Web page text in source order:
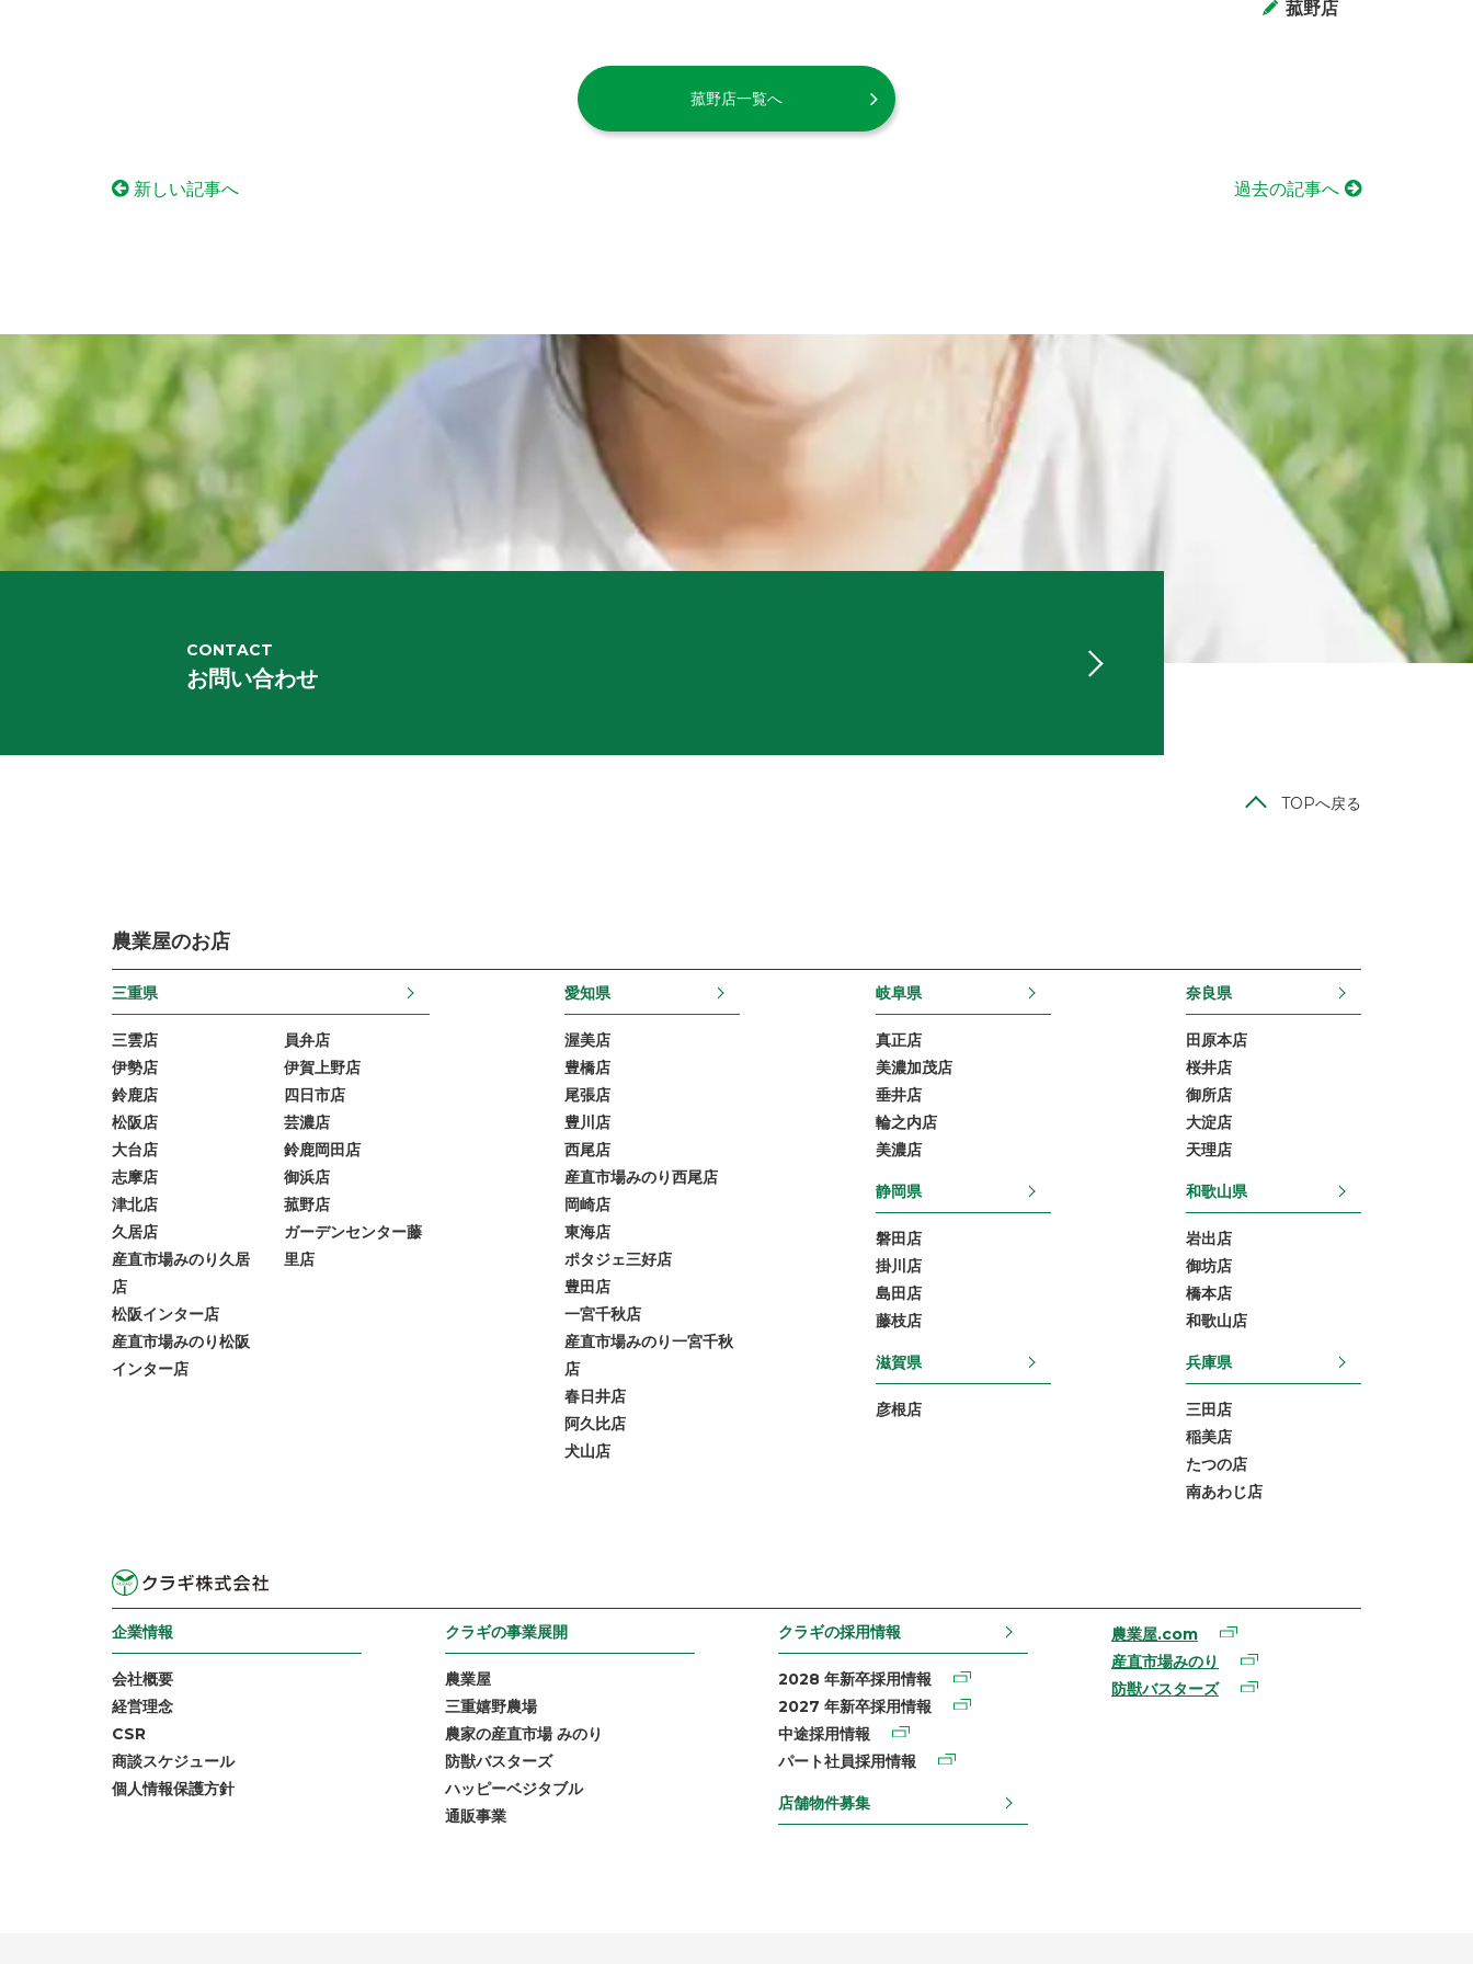
菰野店
菰野店一覧へ
新しい記事へ 過去の記事へ
CONTACT
お問い合わせ
TOPへ戻る
農業屋のお店
三重県
三雲店
伊勢店
鈴鹿店
松阪店
大台店
志摩店
津北店
久居店
産直市場みのり久居
店
松阪インター店
産直市場みのり松阪
インター店
員弁店
伊賀上野店
四日市店
芸濃店
鈴鹿岡田店
御浜店
菰野店
ガーデンセンター藤
里店
愛知県
渥美店
豊橋店
尾張店
豊川店
西尾店
産直市場みのり西尾店
岡崎店
東海店
ポタジェ三好店
豊田店
一宮千秋店
産直市場みのり一宮千秋
店
春日井店
阿久比店
犬山店
岐阜県
真正店
美濃加茂店
垂井店
輪之内店
美濃店
静岡県
磐田店
掛川店
島田店
藤枝店
滋賀県
彦根店
奈良県
田原本店
桜井店
御所店
大淀店
天理店
和歌山県
岩出店
御坊店
橋本店
和歌山店
兵庫県
三田店
稲美店
たつの店
南あわじ店
企業情報
会社概要
経営理念
CSR
商談スケジュール
個人情報保護方針
クラギの事業展開
農業屋
三重嬉野農場
農家の産直市場 みのり
防獣バスターズ
ハッピーベジタブル
通販事業
クラギの採用情報
2028 年新卒採用情報
2027 年新卒採用情報
中途採用情報
パート社員採用情報
店舗物件募集
農業屋.com
産直市場みのり
防獣バスターズ